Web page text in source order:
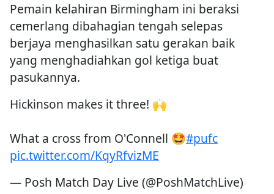
Pemain kelahiran Birmingham ini beraksi
cemerlang dibahagian tengah selepas
berjaya menghasilkan satu gerakan baik
yang menghadiahkan gol ketiga buat
pasukannya.
Hickinson makes it three! 🙌
What a cross from O'Connell 🤩#pufc
pic.twitter.com/KqyRfvizME
— Posh Match Day Live (@PoshMatchLive)